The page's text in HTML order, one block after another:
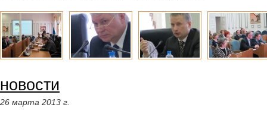
новости
26 марта 2013 г.